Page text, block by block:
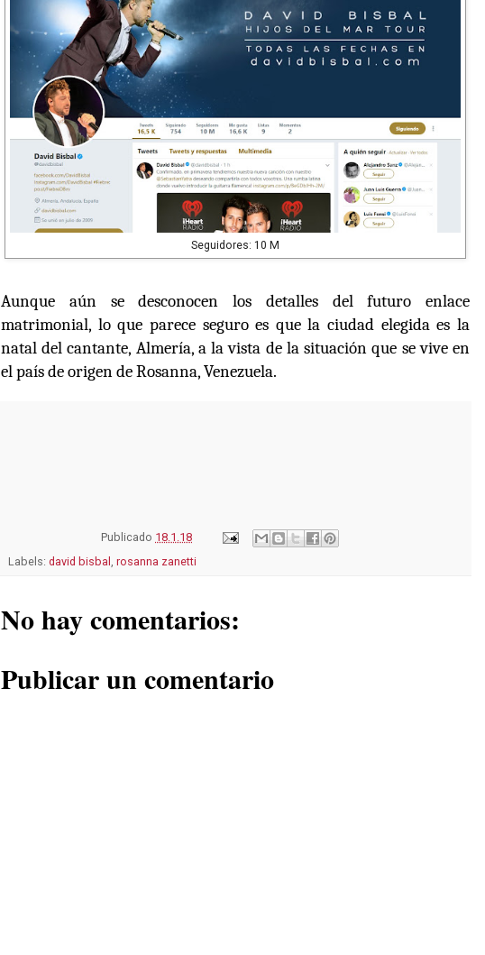
Seguidores: 10 M
Aunque aún se desconocen los detalles del futuro enlace
matrimonial, lo que parece seguro es que la ciudad elegida es la
natal del cantante, Almería, a la vista de la situación que se vive en
el país de origen de Rosanna, Venezuela.
Publicado 18.1.18
Labels: david bisbal rosanna zanetti
No hay comentarios:
Publicar un comentario